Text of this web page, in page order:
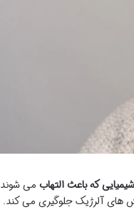
که باعث التهاب می شوند
های آلرژیک جلوگیری می کند.